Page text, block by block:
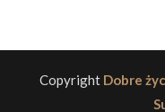
Copyright Dobre